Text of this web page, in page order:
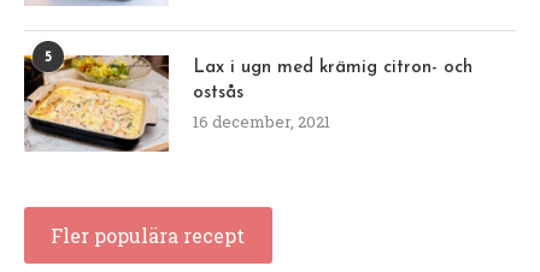
5
Lax i ugn med krämig citron- och
ostsås
16 december, 2021
Fler populära recept